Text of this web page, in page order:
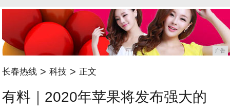
广告
长春热线 > 科技 > 正文
有料｜2020年苹果将发布强大的